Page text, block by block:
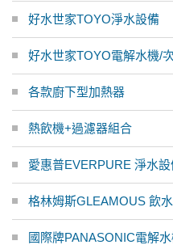
好水世家TOYO淨水設備
好水世家TOYO電解水機/
各款廚下型加熱器
熱飲機+過濾器組合
愛惠普EVERPURE 淨水設
格林姆斯GLEAMOUS 飲
國際牌PANASONIC電解